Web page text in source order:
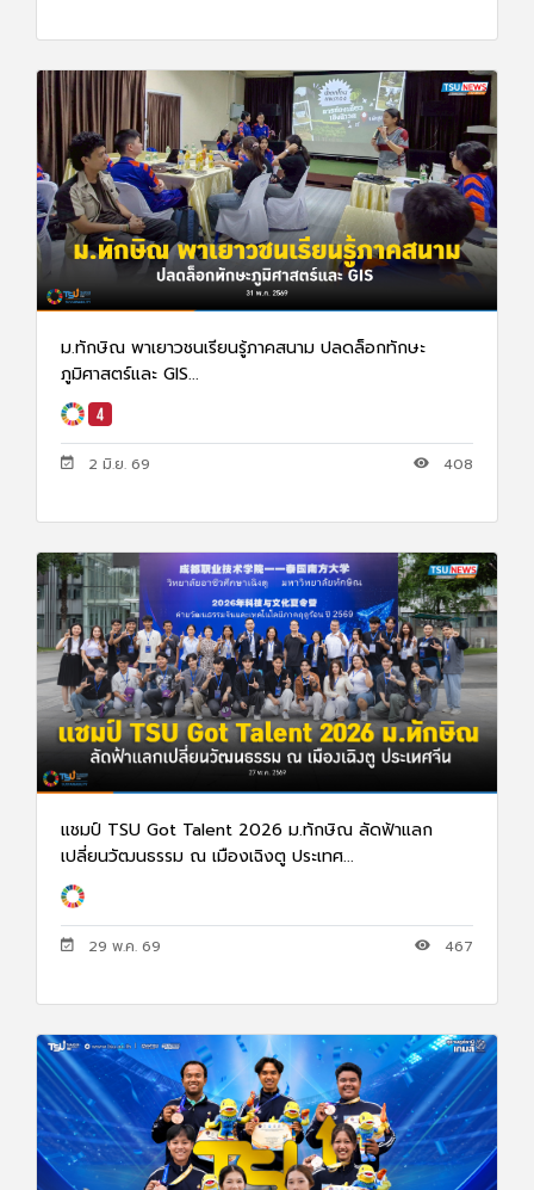
ม.ทักษิณ พาเยาวชนเรียนรู้ภาคสนาม ปลดล็อกทักษะ
ภูมิศาสตร์และ GIS...
2 มิ.ย. 69 408
แชมป์ TSU Got Talent 2026 ม.ทักษิณ ลัดฟ้าแลก
เปลี่ยนวัฒนธรรม ณ เมืองเฉิงตู ประเทศ...
29 พ.ค. 69 467